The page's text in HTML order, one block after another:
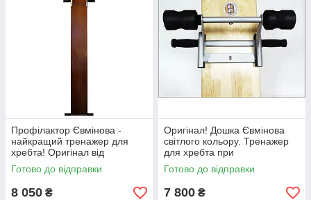
Профілактор Євмінова -
найкращий тренажер для
хребта! Оригінал від
виробника
Готово до відправки
8 050 ₴
Оригінал! Дошка Євмінова
світлого кольору. Тренажер
для хребта при
остеохондрозі, сколіозі,
грижах та протрузіях
Готово до відправки
7 800 ₴